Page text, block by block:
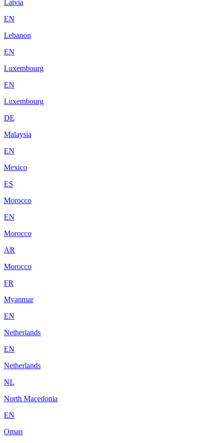
Latvia
EN
Lebanon
EN
Luxembourg
EN
Luxembourg
DE
Malaysia
EN
Mexico
ES
Morocco
EN
Morocco
AR
Morocco
FR
Myanmar
EN
Netherlands
EN
Netherlands
NL
North Macedonia
EN
Oman